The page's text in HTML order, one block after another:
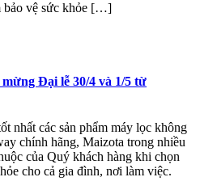
bảo vệ sức khỏe […]
Đại lễ 30/4 và 1/5 từ
nhất các sản phẩm máy lọc không
chính hãng, Maizota trong nhiều
của Quý khách hàng khi chọn
cho cả gia đình, nơi làm việc.